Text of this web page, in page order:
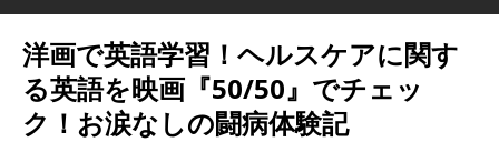
洋画で英語学習！ヘルスケアに関す
る英語を映画『50/50』でチェッ
ク！お涙なしの闘病体験記